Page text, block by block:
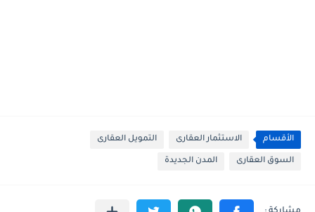
الأقسام الاستثمار العقارى التمويل العقارى
السوق العقارى المدن الجديدة